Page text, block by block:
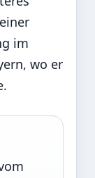
im
wo er